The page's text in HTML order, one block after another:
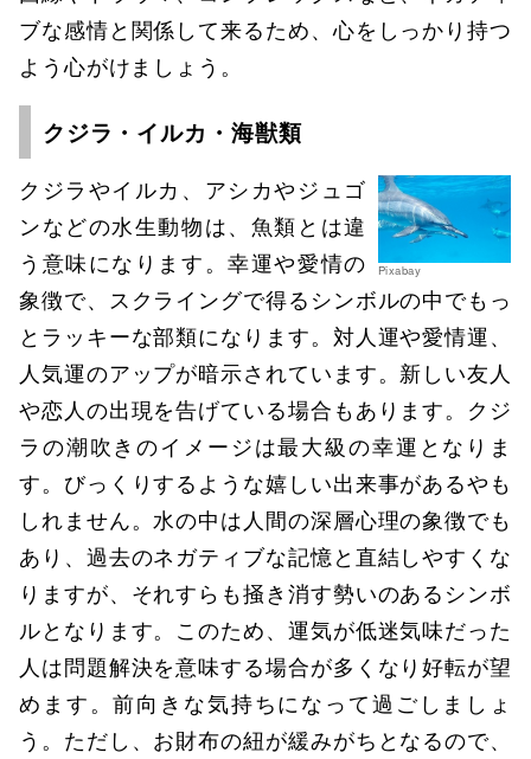
ブな感情と関係して来るため、心をしっかり持つ
よう心がけましょう。
クジラ・イルカ・海獣類
Pixabay
クジラやイルカ、アシカやジュゴ
ンなどの水生動物は、魚類とは違
う意味になります。幸運や愛情の
象徴で、スクライングで得るシンボルの中でもっ
とラッキーな部類になります。対人運や愛情運、
人気運のアップが暗示されています。新しい友人
や恋人の出現を告げている場合もあります。クジ
ラの潮吹きのイメージは最大級の幸運となりま
す。びっくりするような嬉しい出来事があるやも
しれません。水の中は人間の深層心理の象徴でも
あり、過去のネガティブな記憶と直結しやすくな
りますが、それすらも掻き消す勢いのあるシンボ
ルとなります。このため、運気が低迷気味だった
人は問題解決を意味する場合が多くなり好転が望
めます。前向きな気持ちになって過ごしましょ
う。ただし、お財布の紐が緩みがちとなるので、